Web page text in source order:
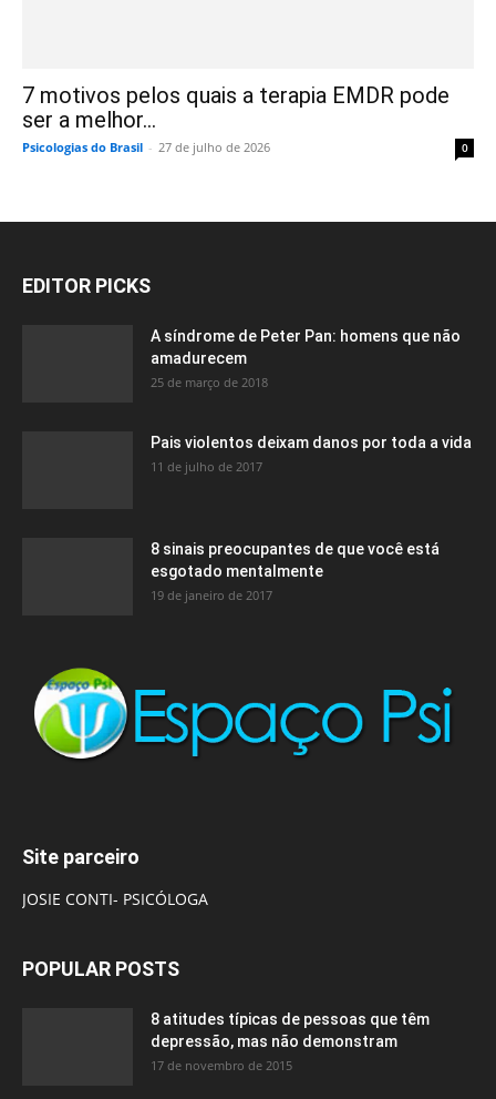
7 motivos pelos quais a terapia EMDR pode
ser a melhor...
Psicologias do Brasil - 27 de julho de 2026 0
EDITOR PICKS
A síndrome de Peter Pan: homens que não
amadurecem
25 de março de 2018
Pais violentos deixam danos por toda a vida
11 de julho de 2017
8 sinais preocupantes de que você está
esgotado mentalmente
19 de janeiro de 2017
Site parceiro
JOSIE CONTI- PSICÓLOGA
POPULAR POSTS
8 atitudes típicas de pessoas que têm
depressão, mas não demonstram
17 de novembro de 2015